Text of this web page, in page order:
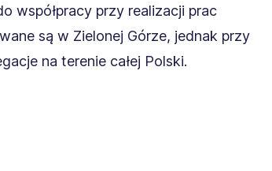
współpracy przy realizacji prac
są w Zielonej Górze, jednak przy
na terenie całej Polski.